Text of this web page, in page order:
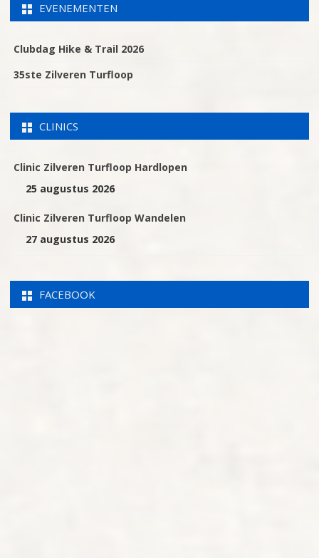
EVENEMENTEN
Clubdag Hike & Trail 2026
35ste Zilveren Turfloop
CLINICS
Clinic Zilveren Turfloop Hardlopen
25 augustus 2026
Clinic Zilveren Turfloop Wandelen
27 augustus 2026
FACEBOOK